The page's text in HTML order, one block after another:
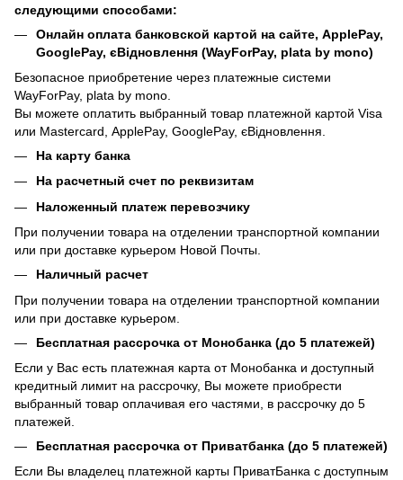
следующими способами:
Онлайн оплата банковской картой на сайте, ApplePay,
GooglePay, єВідновлення (WayForPay, plata by mono)
Безопасное приобретение через платежные системи
WayForPay, plata by mono.
Вы можете оплатить выбранный товар платежной картой Visa
или Mastercard, ApplePay, GooglePay, єВідновлення.
На карту банка
На расчетный счет по реквизитам
Наложенный платеж перевозчику
При получении товара на отделении транспортной компании
или при доставке курьером Новой Почты.
Наличный расчет
При получении товара на отделении транспортной компании
или при доставке курьером.
Бесплатная рассрочка от Монобанка (до 5 платежей)
Если у Вас есть платежная карта от Монобанка и доступный
кредитный лимит на рассрочку, Вы можете приобрести
выбранный товар оплачивая его частями, в рассрочку до 5
платежей.
Бесплатная рассрочка от Приватбанка (до 5 платежей)
Если Вы владелец платежной карты ПриватБанка с доступным